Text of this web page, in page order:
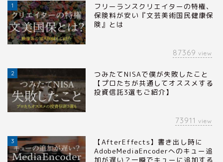
1
フリーランスクリエイターの特権、
保険料が安い『文芸美術国民健康保
険』とは
87369 view
2
つみたてNISAで僕が失敗したこと
【プロたちが共通してオススメする
投資信託3選もご紹介】
73911 view
3
【AfterEffects】書き出し時に
AdobeMediaEncoderへのキュー追
加が遅い？一瞬でキューに追加する